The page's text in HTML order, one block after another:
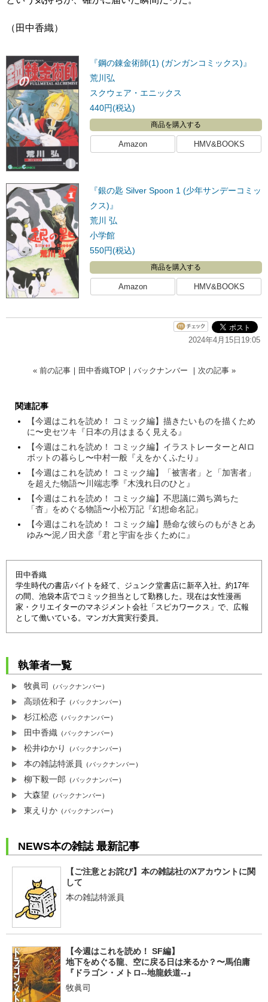
（田中香織）
『鋼の錬金術師(1) (ガンガンコミックス)』
荒川弘
スクウェア・エニックス
440円(税込)
商品を購入する
Amazon HMV&BOOKS
『銀の匙 Silver Spoon 1 (少年サンデーコミッ
クス)』
荒川 弘
小学館
550円(税込)
商品を購入する
Amazon HMV&BOOKS
2024年4月15日19:05
« 前の記事｜ 田中香織TOP ｜ バックナンバー ｜ 次の記事 »
関連記事
【今週はこれを読め！ コミック編】描きたいものを描くため
に〜史セツキ『日本の月はまるく見える』
【今週はこれを読め！ コミック編】イラストレーターとAIロ
ボットの暮らし〜中村一般『えをかくふたり』
【今週はこれを読め！ コミック編】「被害者」と「加害者」
を超えた物語〜川端志季『木洩れ日のひと』
【今週はこれを読め！ コミック編】不思議に満ち満ちた
「杳」をめぐる物語〜小松万記『幻想命名記』
【今週はこれを読め！ コミック編】懸命な彼らのもがきとあ
ゆみ〜泥ノ田犬彦『君と宇宙を歩くために』
田中香織
学生時代の書店バイトを経て、ジュンク堂書店に新卒入社。約17年
の間、池袋本店でコミック担当として勤務した。現在は女性漫画
家・クリエイターのマネジメント会社「スピカワークス」で、広報
として働いている。マンガ大賞実行委員。
執筆者一覧
牧眞司 （バックナンバー）
高頭佐和子 （バックナンバー）
杉江松恋 （バックナンバー）
田中香織 （バックナンバー）
松井ゆかり （バックナンバー）
本の雑誌特派員 （バックナンバー）
柳下毅一郎 （バックナンバー）
大森望 （バックナンバー）
東えりか （バックナンバー）
NEWS本の雑誌 最新記事
【ご注意とお詫び】本の雑誌社のXアカウントに関
して
本の雑誌特派員
【今週はこれを読め！ SF編】
地下をめぐる龍、空に戻る日は来るか？〜馬伯庸
『ドラゴン・メトロ--地龍鉄道--』
牧眞司